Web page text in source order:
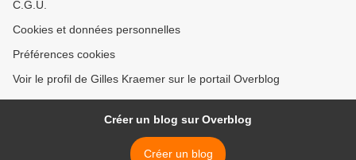
C.G.U.
Cookies et données personnelles
Préférences cookies
Voir le profil de Gilles Kraemer sur le portail Overblog
Créer un blog sur Overblog
Créer un blog